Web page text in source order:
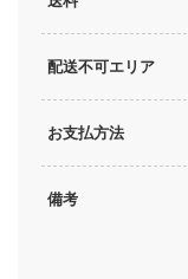
配送不可エリア
お支払方法
備考